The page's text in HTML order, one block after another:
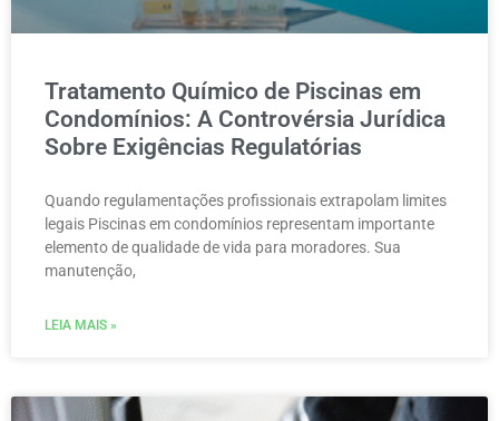
Tratamento Químico de Piscinas em
Condomínios: A Controvérsia Jurídica
Sobre Exigências Regulatórias
Quando regulamentações profissionais extrapolam limites
legais Piscinas em condomínios representam importante
elemento de qualidade de vida para moradores. Sua
manutenção,
LEIA MAIS »